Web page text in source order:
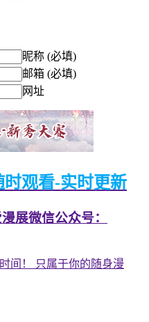
昵称 (必填)
邮箱 (必填)
网址
观看-实时更新
展微信公众号：
间！ 只属于你的随身漫